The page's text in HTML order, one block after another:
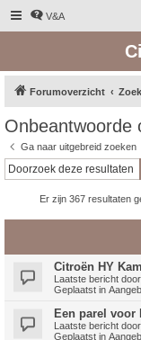
V&A
Forumoverzicht Zoek
Onbeantwoorde
Ga naar uitgebreid zoeken
Er zijn 367 resultaten
Citroën HY
Laatste bericht door
Geplaatst in
Een parel voor
Laatste bericht door
Geplaatst in